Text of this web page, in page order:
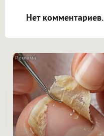
Нет комментариев.